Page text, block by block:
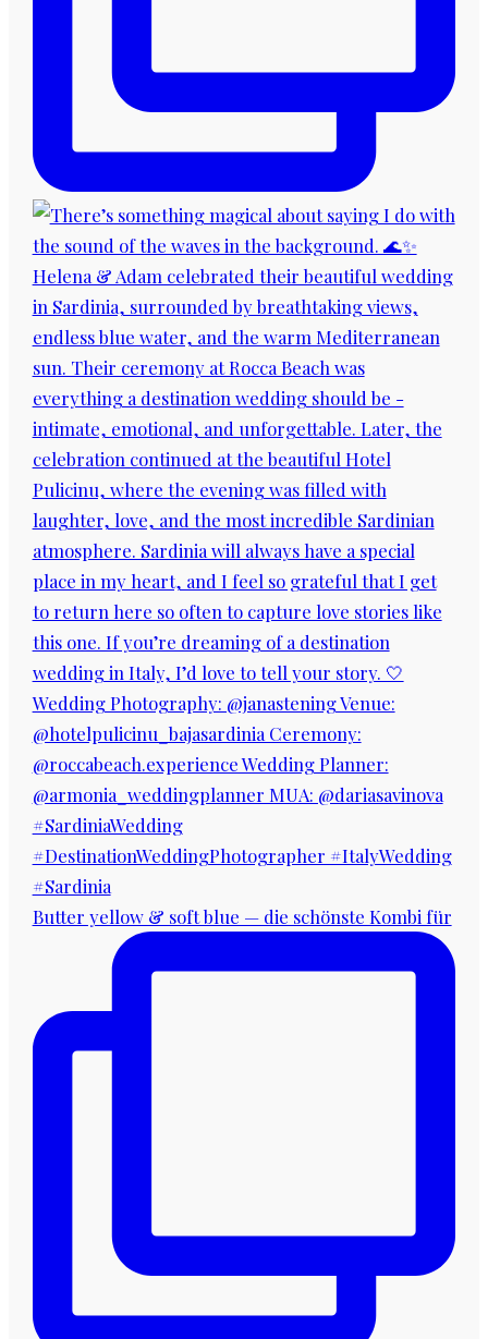
Butter yellow & soft blue — die schönste Kombi für